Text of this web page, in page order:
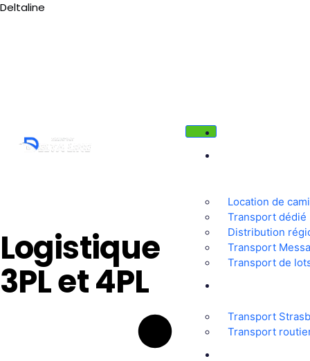
Deltaline
Location de
Transport dédié
Distribution
Transport
Transport de
Transport
Transport
Logistique
3PL et 4PL